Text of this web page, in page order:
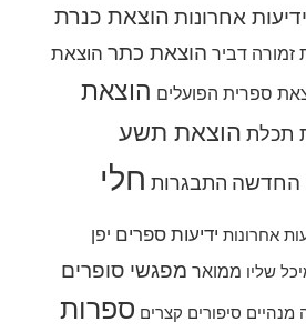
אחרונות הוצאת כנרת
זמורה דביר הוצאת כתר הוצאת
ספרית הפועלים הוצאת
תכלת הוצאת תשע
החדשה התבגרות חלי
אחרונות ידיעות ספרים יפן
שליו ממואר מפגשי סופרים
מנהיים סיפורים קצרים ספרות